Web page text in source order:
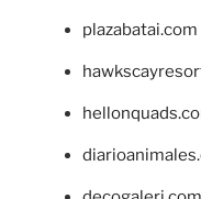
plazabatai.com